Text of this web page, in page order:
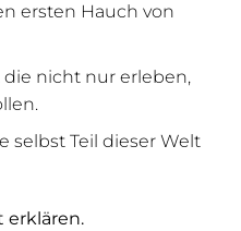
ersten Hauch von
die nicht nur erleben,
selbst Teil dieser Welt
erklären.